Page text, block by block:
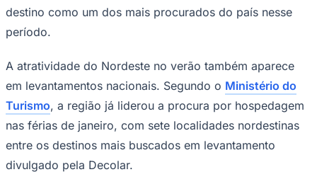
Juventude
forte pressão por hospedagem nas
semanas que antecedem 31 de dezembro,
movimento que tem levado hotéis a
anteciparem estratégias comerciais,
operacionais e de comunicação ainda no
primeiro semestre.